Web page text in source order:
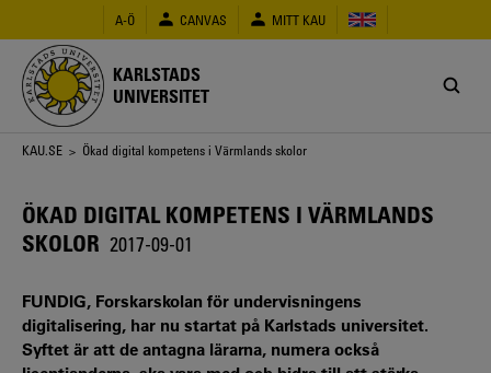
huvudinnehåll
A-Ö CANVAS MITT KAU
KARLSTADS
UNIVERSITET
Länkstig
KAU.SE > Ökad digital kompetens i Värmlands skolor
ÖKAD DIGITAL KOMPETENS I VÄRMLANDS
SKOLOR 2017-09-01
FUNDIG, Forskarskolan för undervisningens
digitalisering, har nu startat på Karlstads universitet.
Syftet är att de antagna lärarna, numera också